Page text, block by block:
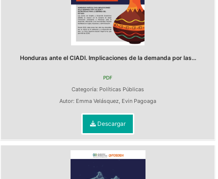
Honduras ante el CIADI. Implicaciones de la demanda por las...
PDF
Categoría: Políticas Públicas
Autor: Emma Velásquez, Evin Pagoaga
Descargar